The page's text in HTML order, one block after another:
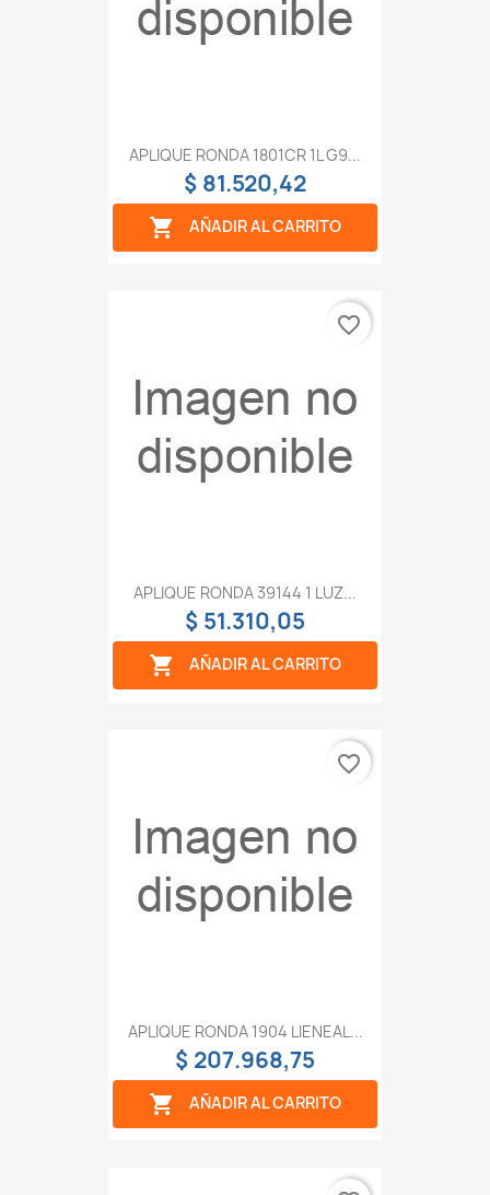
APLIQUE RONDA 1801CR 1L G9...
$ 81.520,42
 AÑADIR AL CARRITO
APLIQUE RONDA 39144 1 LUZ...
$ 51.310,05
 AÑADIR AL CARRITO
favorite_border
APLIQUE RONDA 1904 LIENEAL...
$ 207.968,75
 AÑADIR AL CARRITO
favorite_border